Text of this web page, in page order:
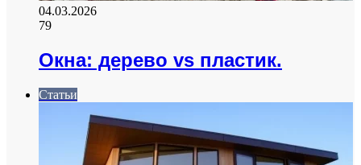
04.03.2026
79
Окна: дерево vs пластик.
Статьи